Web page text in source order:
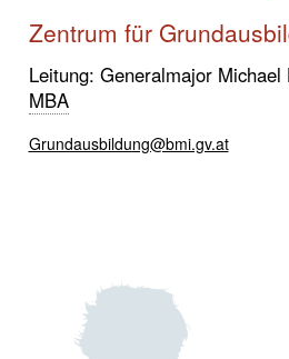
Zentrum für
Leitung: Generalmajor Michael
MBA
Grundausbildung@bmi.gv.at